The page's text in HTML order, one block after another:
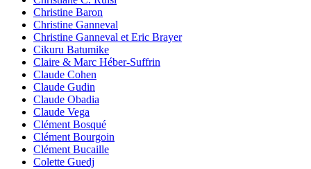
Christine Baron
Christine Ganneval
Christine Ganneval et Eric Brayer
Cikuru Batumike
Claire & Marc Héber-Suffrin
Claude Cohen
Claude Gudin
Claude Obadia
Claude Vega
Clément Bosqué
Clément Bourgoin
Clément Bucaille
Colette Guedj